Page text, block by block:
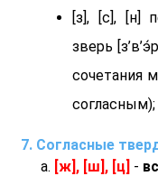
[з], [с], [н]
зверь
сочетания
согласным);
Согласные
[ж], [ш], [ц] -